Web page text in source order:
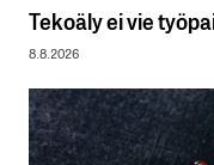
Tekoäly ei vie
8.8.2026